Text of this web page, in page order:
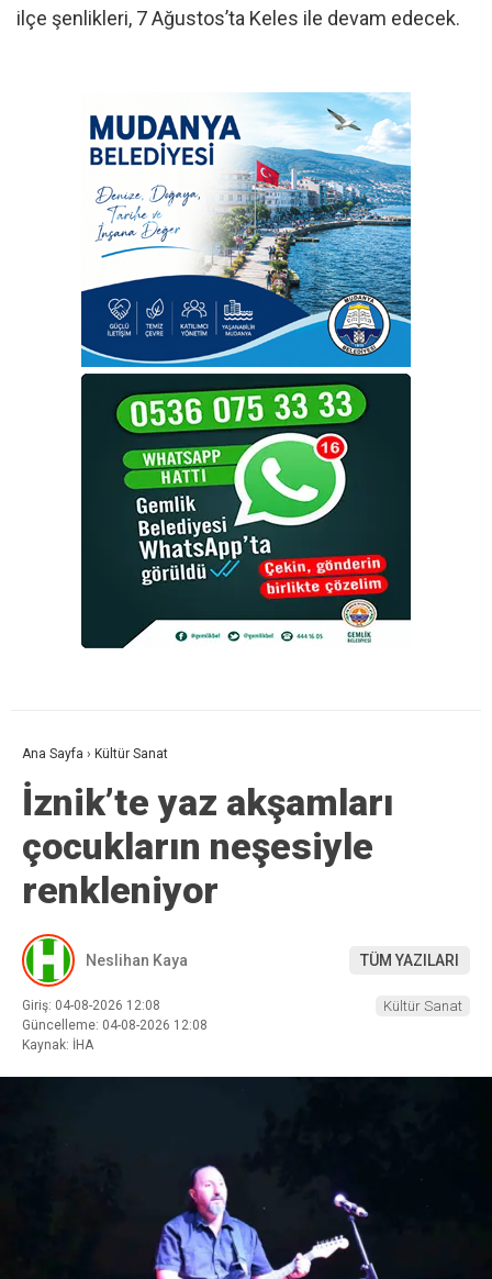
ilçe şenlikleri, 7 Ağustos’ta Keles ile devam edecek.
Ana Sayfa › Kültür Sanat
İznik’te yaz akşamları
çocukların neşesiyle
renkleniyor
Neslihan Kaya TÜM YAZILARI
Giriş: 04-08-2026 12:08
Güncelleme: 04-08-2026 12:08
Kaynak: İHA
Kültür Sanat